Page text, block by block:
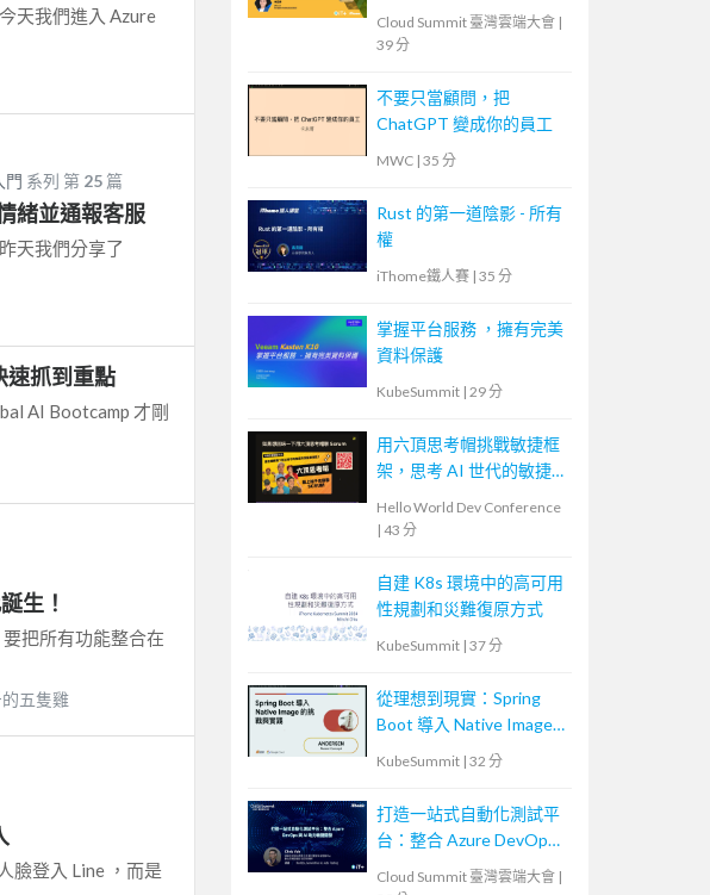
天我們進入 Azure
門 系列 第 25 篇
緒並通報客服
天我們分享了
速抓到重點
AI Bootcamp 才剛
生！
把所有功能整合在
五隻雞
臉登入 Line ，而是
Cloud Summit 臺灣雲端大會 |
39 分
不要只當顧問，把
ChatGPT 變成你的員工
MWC | 35 分
Rust 的第一道陰影 - 所有
權
iThome鐵人賽 | 35 分
掌握平台服務 ，擁有完美
資料保護
KubeSummit | 29 分
用六頂思考帽挑戰敏捷框
架，思考 AI 世代的敏捷
Hello World Dev Conference
| 43 分
自建 K8s 環境中的高可用
性規劃和災難復原方式
KubeSummit | 37 分
從理想到現實：Spring
Boot 導入 Native Image
KubeSummit | 32 分
打造一站式自動化測試平
台：整合 Azure DevOps
與 AI 助力敏捷開發
Cloud Summit 臺灣雲端大會 |